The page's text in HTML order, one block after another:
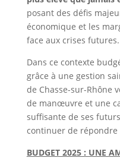
posant des défis
économique et les
face aux crises futures.
Dans ce contexte
grâce à une gestion
de Chasse-sur-Rhône
de manœuvre et une
suffisante de ses
continuer de répondre
BUDGET 2025 : UNE